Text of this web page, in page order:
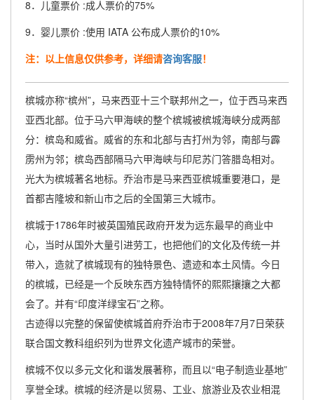
8．儿童票价 :成人票价的75%
9．婴儿票价 :使用 IATA 公布成人票价的10%
注：以上信息仅供参考，详细请咨询客服！
槟城亦称“槟州”，马来西亚十三个联邦州之一，位于西马来西
亚西北部。位于马六甲海峡的整个槟城被槟城海峡分成两部
分：槟岛和威省。威省的东和北部与吉打州为邻，南部与霹
雳州为邻；槟岛西部隔马六甲海峡与印尼苏门答腊岛相对。
光大为槟城著名地标。乔治市是马来西亚槟城重要港口，是
首都吉隆坡和新山市之后的全国第三大城市。
槟城于1786年时被英国殖民政府开发为远东最早的商业中
心，当时从国外大量引进劳工，也把他们的文化及传统一并
带入，造就了槟城现有的独特景色、遗迹和本土风情。今日
的槟城，已经是一个反映东西方独特情怀的熙熙攘攘之大都
会了。并有“印度洋绿宝石”之称。
古迹得以完整的保留使槟城首府乔治市于2008年7月7日荣获
联合国文教科组织列为世界文化遗产城市的荣誉。
槟城不仅以多元文化和谐发展著称，而且以“电子制造业基地”
享誉全球。槟城的经济是以贸易、工业、旅游业及农业相混